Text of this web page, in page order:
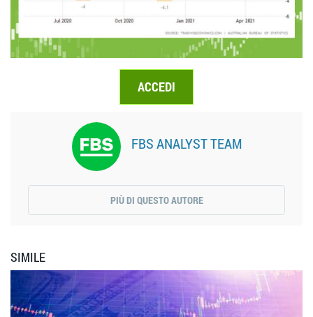
ACCEDI
FBS ANALYST TEAM
PIÙ DI QUESTO AUTORE
SIMILE